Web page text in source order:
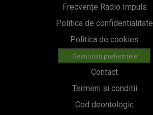
Frecvențe Radio Impuls
Politica de confidentialitate
Politica de cookies
Gestionați preferințele
Contact
Termeni si conditii
Cod deontologic